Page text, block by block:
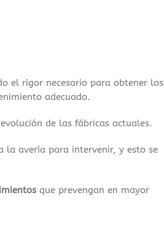
el rigor necesario para obtener los
adecuado.
de las fábricas actuales.
la avería para intervenir, y esto se
que prevengan en mayor